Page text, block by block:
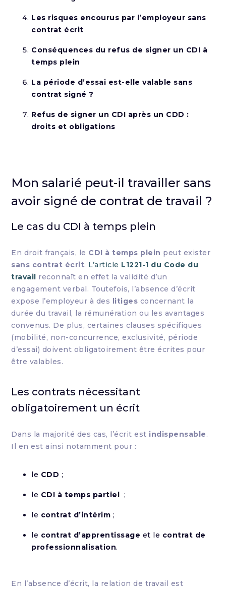
Les risques encourus par l’employeur sans
contrat écrit
Conséquences du refus de signer un CDI à
temps plein
La période d’essai est-elle valable sans
contrat signé ?
Refus de signer un CDI après un CDD :
droits et obligations
Mon salarié peut-il travailler sans
avoir signé de contrat de travail ?
Le cas du CDI à temps plein
En droit français, le CDI à temps plein peut exister
sans contrat écrit. L’article L1221-1 du Code du
travail reconnaît en effet la validité d’un
engagement verbal. Toutefois, l’absence d’écrit
expose l’employeur à des litiges concernant la
durée du travail, la rémunération ou les avantages
convenus. De plus, certaines clauses spécifiques
(mobilité, non-concurrence, exclusivité, période
d’essai) doivent obligatoirement être écrites pour
être valables.
Les contrats nécessitant
obligatoirement un écrit
Dans la majorité des cas, l’écrit est indispensable.
Il en est ainsi notamment pour :
le CDD ;
le CDI à temps partiel ;
le contrat d’intérim ;
le contrat d’apprentissage et le contrat de
professionnalisation.
En l’absence d’écrit, la relation de travail est